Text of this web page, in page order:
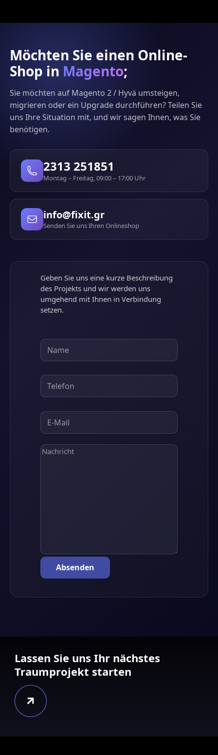
Möchten Sie einen Online-
Shop in Magento;
Sie möchten auf Magento 2 / Hyvä umsteigen,
migrieren oder ein Upgrade durchführen? Teilen Sie
uns Ihre Situation mit, und wir sagen Ihnen, was Sie
benötigen.
2313 251851
Montag – Freitag, 09:00 – 17:00 Uhr
info@fixit.gr
Senden Sie uns Ihren Onlineshop
Geben Sie uns eine kurze Beschreibung
des Projekts und wir werden uns
umgehend mit Ihnen in Verbindung
setzen.
Lassen Sie uns Ihr nächstes
Traumprojekt starten